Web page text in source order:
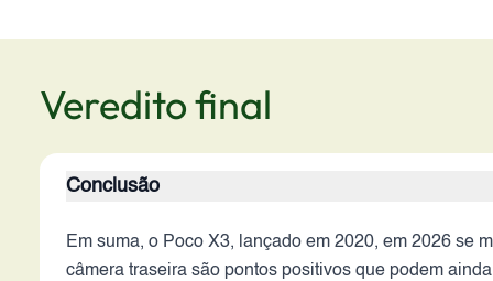
Veredito final
Conclusão
Em suma, o Poco X3, lançado em 2020, em 2026 se
câmera traseira são pontos positivos que podem